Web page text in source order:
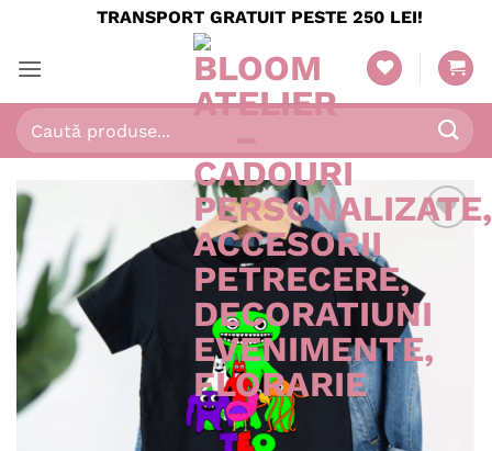
content
TRANSPORT GRATUIT PESTE 250 LEI!
Caută
după: